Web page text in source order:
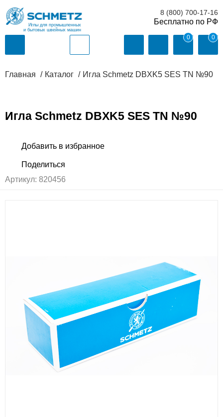
Иглы для промышленных
и бытовых швейных машин
8 (800) 700-17-16
0 0
Главная Каталог Игла Schmetz DBXK5 SES TN №90
Игла Schmetz DBXK5 SES TN №90
Артикул: 820456